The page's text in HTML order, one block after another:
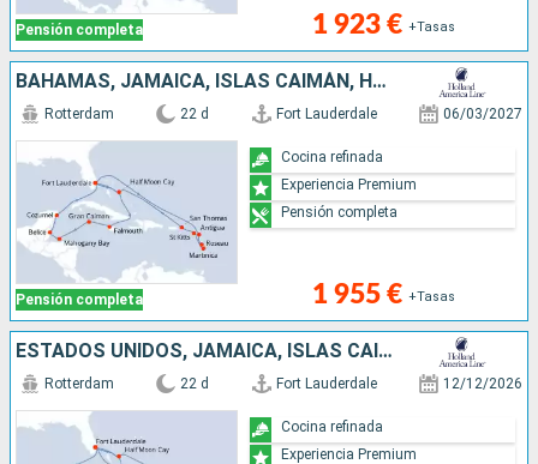
Pensión completa 1 923 € +Tasas
BAHAMAS, JAMAICA, ISLAS CAIMÁN, HONDURAS, BELICE, MÉXICO, SAN MARTÍN, DOMINICA, MARTINICA, ANTIGUA Y BARBUDA, SANTO TOMÁS, ESTADOS UNIDOS
Pensión completa
Rotterdam 22 d Fort Lauderdale 06/03/2027
1 955 € +Tasas
Cocina refinada
Experiencia Premium
Pensión completa
ESTADOS UNIDOS, JAMAICA, ISLAS CAIMÁN, HONDURAS, BELICE, MÉXICO, SAN MARTÍN, ANTIGUA Y BARBUDA, DOMINICA, SANTA LUCIA, SANTO TOMÁS, BAHAMAS
Rotterdam 22 d Fort Lauderdale 12/12/2026
Cocina refinada
Experiencia Premium